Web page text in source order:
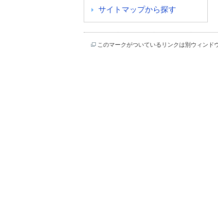
サイトマップから探す
このマークがついているリンクは別ウィンド